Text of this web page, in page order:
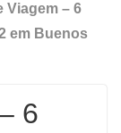
Viagem – 6
em Buenos
6